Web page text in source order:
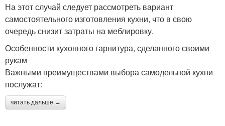
На этот случай следует рассмотреть вариант
самостоятельного изготовления кухни, что в свою
очередь снизит затраты на меблировку.
Особенности кухонного гарнитура, сделанного своими
рукам
Важными преимуществами выбора самодельной кухни
послужат:
читать дальше →